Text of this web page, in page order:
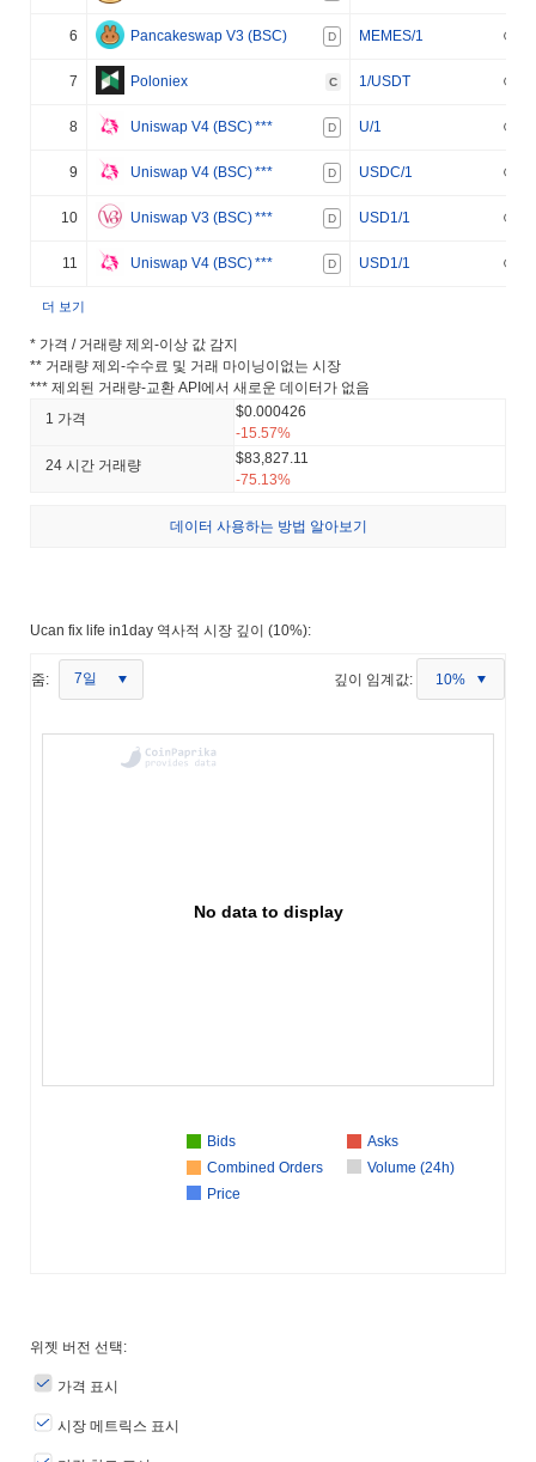
6 Pancakeswap V3 (BSC) D MEMES/1
7 Poloniex C 1/USDT
8 Uniswap V4 (BSC)*** D U/1
9 Uniswap V4 (BSC)*** D USDC/1
10 Uniswap V3 (BSC)*** D USD1/1
11 Uniswap V4 (BSC)*** D USD1/1
더 보기
* 가격 / 거래량 제외-이상 값 감지
** 거래량 제외-수수료 및 거래 마이닝이없는 시장
*** 제외된 거래량-교환 API에서 새로운 데이터가 없음
1 가격
$0.000426
-15.57%
24 시간 거래량
$83,827.11
-75.13%
데이터 사용하는 방법 알아보기
Ucan fix life in1day 역사적 시장 깊이 (10%):
줌: 7일 깊이 임계값: 10%
No data to display
Bids
Asks
Combined Orders
Volume (24h)
Price
위젯 버전 선택:
가격 표시
시장 메트릭스 표시